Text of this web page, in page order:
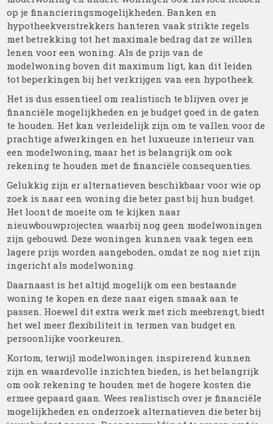
op je financieringsmogelijkheden. Banken en
hypotheekverstrekkers hanteren vaak strikte regels
met betrekking tot het maximale bedrag dat ze willen
lenen voor een woning. Als de prijs van de
modelwoning boven dit maximum ligt, kan dit leiden
tot beperkingen bij het verkrijgen van een hypotheek.
Het is dus essentieel om realistisch te blijven over je
financiële mogelijkheden en je budget goed in de gaten
te houden. Het kan verleidelijk zijn om te vallen voor de
prachtige afwerkingen en het luxueuze interieur van
een modelwoning, maar het is belangrijk om ook
rekening te houden met de financiële consequenties.
Gelukkig zijn er alternatieven beschikbaar voor wie op
zoek is naar een woning die beter past bij hun budget.
Het loont de moeite om te kijken naar
nieuwbouwprojecten waarbij nog geen modelwoningen
zijn gebouwd. Deze woningen kunnen vaak tegen een
lagere prijs worden aangeboden, omdat ze nog niet zijn
ingericht als modelwoning.
Daarnaast is het altijd mogelijk om een bestaande
woning te kopen en deze naar eigen smaak aan te
passen. Hoewel dit extra werk met zich meebrengt, biedt
het wel meer flexibiliteit in termen van budget en
persoonlijke voorkeuren.
Kortom, terwijl modelwoningen inspirerend kunnen
zijn en waardevolle inzichten bieden, is het belangrijk
om ook rekening te houden met de hogere kosten die
ermee gepaard gaan. Wees realistisch over je financiële
mogelijkheden en onderzoek alternatieven die beter bij